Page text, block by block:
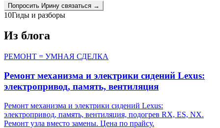
Попросить Ирину связаться →
10Гиды и разборы
Из блога
РЕМОНТ = УМНАЯ СДЕЛКА
Ремонт механизма и электрики сидений Lexus:
электропривод, память, вентиляция
Ремонт механизма и электрики сидений Lexus:
электропривод, память, вентиляция, подогрев RX, ES, NX.
Ремонт узла вместо замены. Цена по прайсу.